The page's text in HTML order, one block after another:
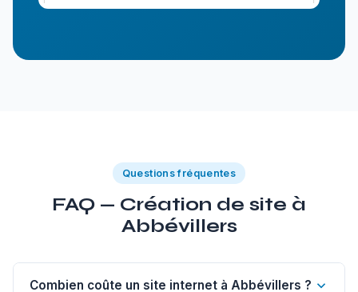
Questions fréquentes
FAQ — Création de site à
Abbévillers
Combien coûte un site internet à Abbévillers ?